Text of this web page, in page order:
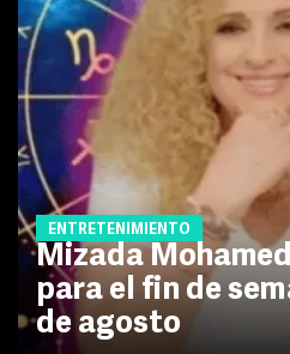
ENTRETENIMIENTO
Mizada
para el fin de
de agosto